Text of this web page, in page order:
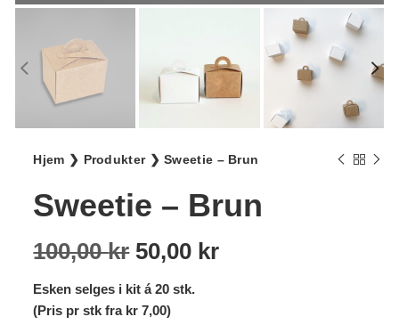
Hjem ❯ Produkter❯Sweetie – Brun
Sweetie – Brun
100,00kr Opprinnelig
pris
var:
50,00 krNåværende
Esken selges i kit á 20 stk.
(Pris pr stk fra kr 7,00)